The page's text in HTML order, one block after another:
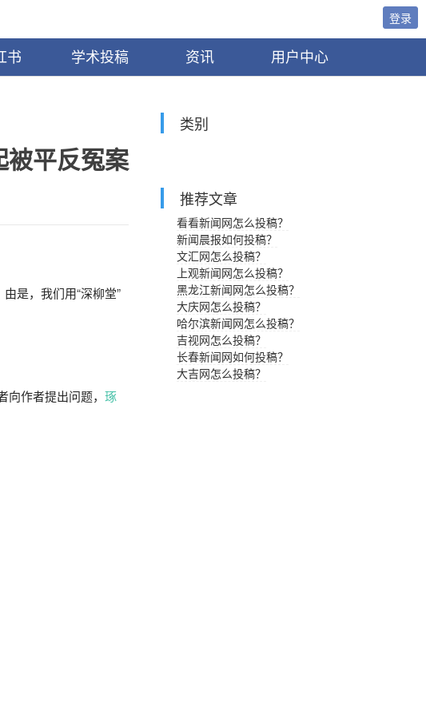
登录
书 学术投稿 资讯 用户中心
被平反冤案
是，我们用“深柳堂”
向作者提出问题， 琢
类别
推荐文章
看看新闻网怎么投稿？
新闻晨报如何投稿？
文汇网怎么投稿？
上观新闻网怎么投稿？
黑龙江新闻网怎么投稿？
大庆网怎么投稿？
哈尔滨新闻网怎么投稿？
吉视网怎么投稿？
长春新闻网如何投稿？
大吉网怎么投稿？